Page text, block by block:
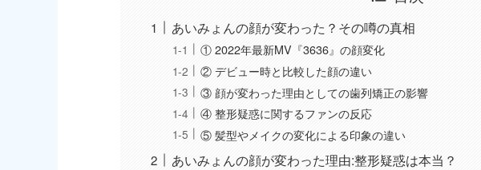
あいみょんの顔が変わった？その噂の真相
① 2022年最新MV『3636』の顔変化
② デビュー時と比較した顔の違い
③ 顔が変わった理由としての歯列矯正の影響
④ 整形疑惑に関するファンの反応
⑤ 髪型やメイクの変化による印象の違い
あいみょんの顔が変わった理由:整形疑惑は本当？